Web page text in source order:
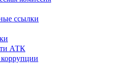
ссылки
АТК